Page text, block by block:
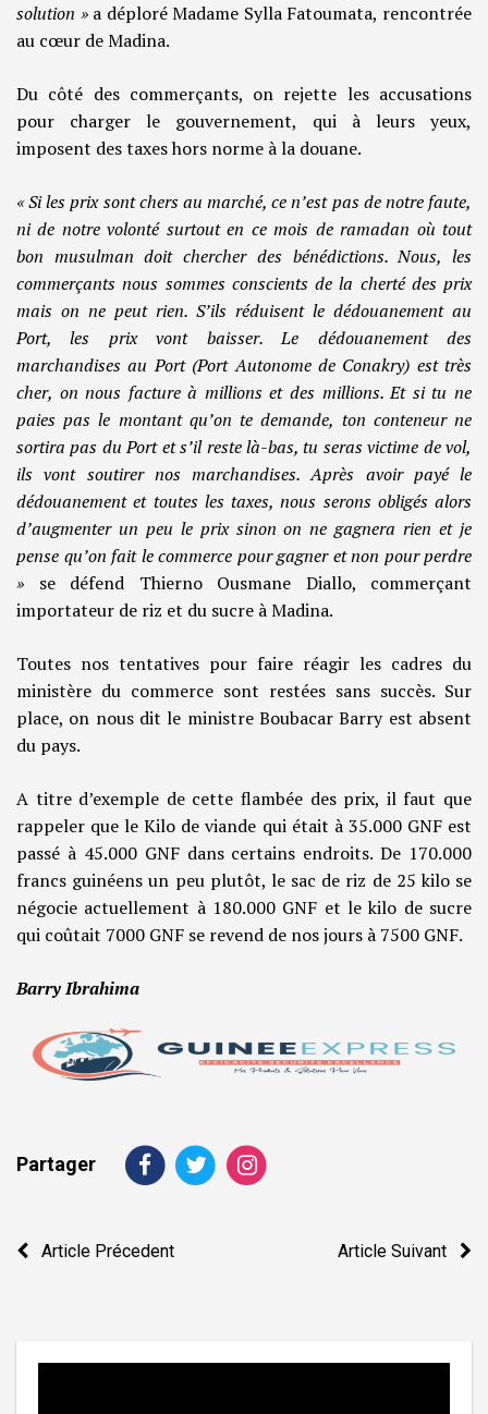
solution »a déploré Madame Sylla Fatoumata, rencontrée
au cœur de Madina.
Du côté des commerçants, on rejette les accusations
pour charger le gouvernement, qui à leurs yeux,
imposent des taxes hors norme à la douane.
« Si les prix sont chers au marché, ce n’est pas de notre faute,
ni de notre volonté surtout en ce mois de ramadan où tout
bon musulman doit chercher des bénédictions. Nous, les
commerçants nous sommes conscients de la cherté des prix
mais on ne peut rien. S’ils réduisent le dédouanement au
Port, les prix vont baisser. Le dédouanement des
marchandises au Port (Port Autonome de Conakry) est très
cher, on nous facture à millions et des millions. Et si tu ne
paies pas le montant qu’on te demande, ton conteneur ne
sortira pas du Port et s’il reste là-bas, tu seras victime de vol,
ils vont soutirer nos marchandises. Après avoir payé le
dédouanement et toutes les taxes, nous serons obligés alors
d’augmenter un peu le prix sinon on ne gagnera rien et je
pense qu’on fait le commerce pour gagner et non pour perdre
» se défend Thierno Ousmane Diallo, commerçant
importateur de riz et du sucre à Madina.
Toutes nos tentatives pour faire réagir les cadres du
ministère du commerce sont restées sans succès. Sur
place, on nous dit le ministre Boubacar Barry est absent
du pays.
A titre d’exemple de cette flambée des prix, il faut que
rappeler que le Kilo de viande qui était à 35.000 GNF est
passé à 45.000 GNF dans certains endroits. De 170.000
francs guinéens un peu plutôt, le sac de riz de 25 kilo se
négocie actuellement à 180.000 GNF et le kilo de sucre
qui coûtait 7000 GNF se revend de nos jours à 7500 GNF.
Barry Ibrahima
Partager
Navigation
Article Précedent Article Suivant